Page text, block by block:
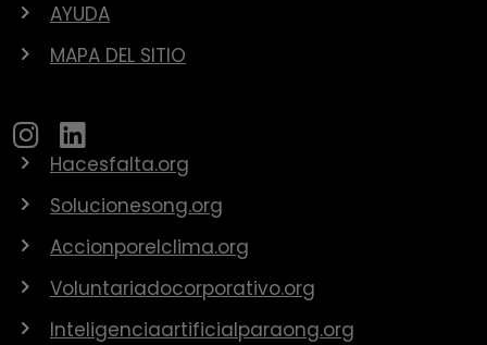
AYUDA
MAPA DEL SITIO
Hacesfalta.org
Solucionesong.org
Accionporelclima.org
Voluntariadocorporativo.org
Inteligenciaartificialparaong.org